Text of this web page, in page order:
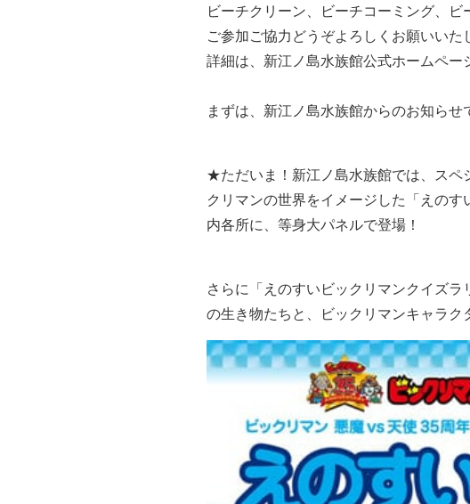
ビーチクリーン、ビーチコーミング、ビ
ご参加ご協力どうぞよろしくお願いいた
詳細は、新江ノ島水族館公式ホームペー
まずは、 新江ノ島水族館からのお知らせ
★ただいま！新江ノ島水族館では、スペ
クリマンの世界をイメージした「えの
内各所に、等身大パネルで登場！
さらに「えのすいビックリマンクイズ
の生き物たちと、ビックリマンキャラ